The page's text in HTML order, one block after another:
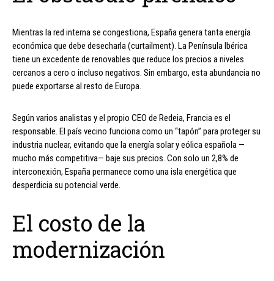
Mientras la red interna se congestiona, España genera tanta energía
económica que debe desecharla (curtailment). La Península Ibérica
tiene un excedente de renovables que reduce los precios a niveles
cercanos a cero o incluso negativos. Sin embargo, esta abundancia no
puede exportarse al resto de Europa.
Según varios analistas y el propio CEO de Redeia, Francia es el
responsable. El país vecino funciona como un “tapón” para proteger su
industria nuclear, evitando que la energía solar y eólica española —
mucho más competitiva— baje sus precios. Con solo un 2,8% de
interconexión, España permanece como una isla energética que
desperdicia su potencial verde.
El costo de la
modernización